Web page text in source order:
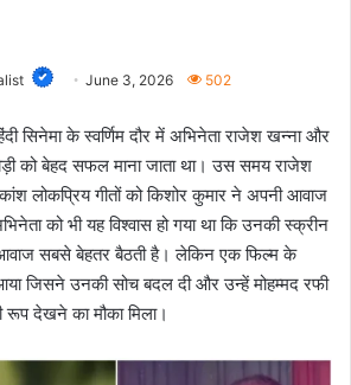
June 3, 2026 502
सिनेमा के स्वर्णिम दौर में अभिनेता राजेश खन्ना और
को बेहद सफल माना जाता था। उस समय राजेश
लोकप्रिय गीतों को किशोर कुमार ने अपनी आवाज
को भी यह विश्वास हो गया था कि उनकी स्क्रीन
सबसे बेहतर बैठती है। लेकिन एक फिल्म के
जिसने उनकी सोच बदल दी और उन्हें मोहम्मद रफी
देखने का मौका मिला।